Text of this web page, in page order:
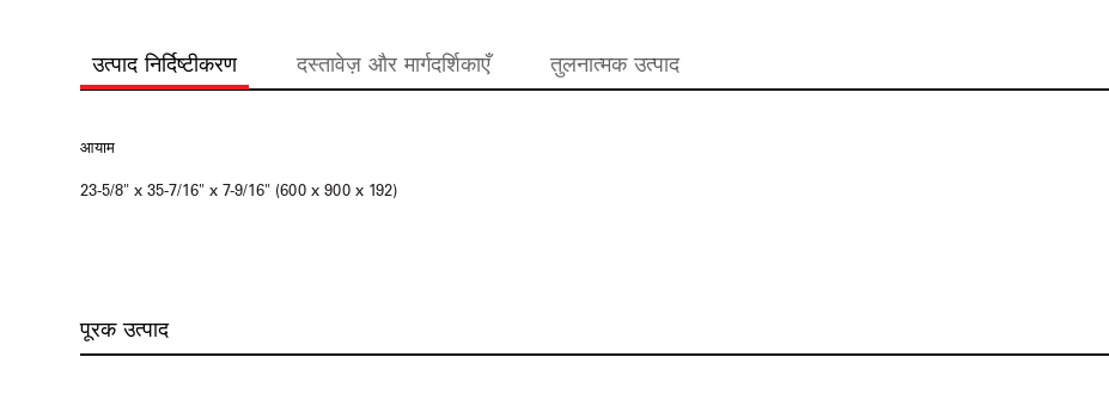
उत्पाद निर्दिष्टीकरण दस्तावेज़ और मार्गदर्शिकाएँ तुलनात्मक उत्पाद
आयाम
23-5/8" x 35-7/16" x 7-9/16" (600 x 900 x 192)
पूरक उत्पाद